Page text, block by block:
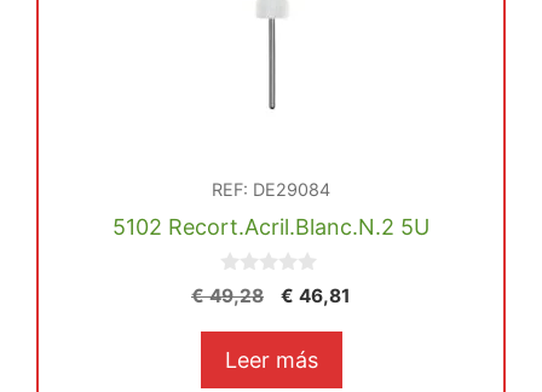
REF: DE29084
5102 Recort.Acril.Blanc.N.2 5U
0
d
€49,28
El
original
€ 46,81
Leer más